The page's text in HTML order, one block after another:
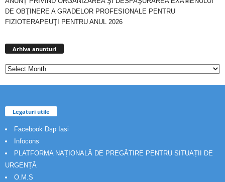
DE OBŢINERE A GRADELOR PROFESIONALE PENTRU
FIZIOTERAPEUŢI PENTRU ANUL 2026
Arhiva anunturi
Legaturi utile
Facebook Dsp Iasi
Infocons
PLATFORMA NAȚIONALĂ DE PREGĂTIRE PENTRU SITUAȚII DE
URGENȚĂ
O.M.S